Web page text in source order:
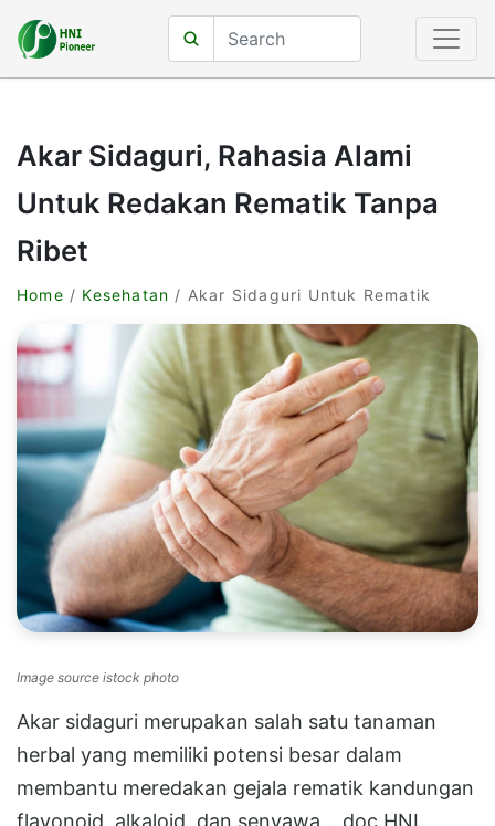
Akar Sidaguri, Rahasia Alami
Untuk Redakan Rematik Tanpa
Ribet
Home / Kesehatan / Akar Sidaguri Untuk Rematik
Image source istock photo
Akar sidaguri merupakan salah satu tanaman
herbal yang memiliki potensi besar dalam
membantu meredakan gejala rematik kandungan
flavonoid, alkaloid, dan senyawa .. doc HNI